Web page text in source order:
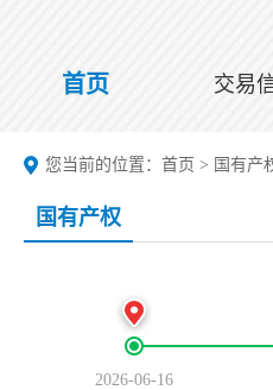
首页 交易
您当前的位置： 首页 > 国有产
国有产权
2026-06-16